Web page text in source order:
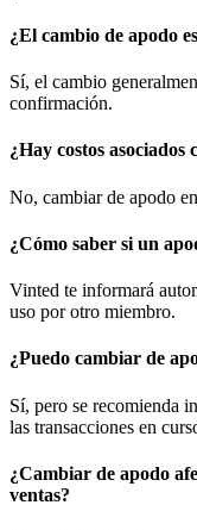
¿El cambio de apodo
Sí, el cambio
confirmación.
¿Hay costos
No, cambiar de apodo
¿Cómo saber si un
Vinted te informará
uso por otro miembro.
¿Puedo cambiar de
Sí, pero se recomienda
las transacciones en
¿Cambiar de apodo
ventas?